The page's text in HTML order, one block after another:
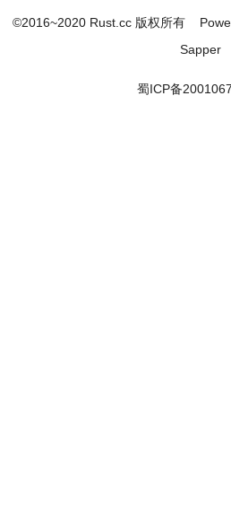
©2016~2020 Rust.cc 版权所有
Sapper
蜀ICP备